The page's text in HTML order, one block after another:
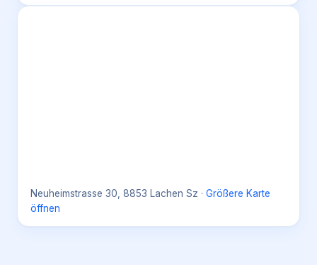
Neuheimstrasse 30, 8853 Lachen Sz · Größere Karte
öffnen